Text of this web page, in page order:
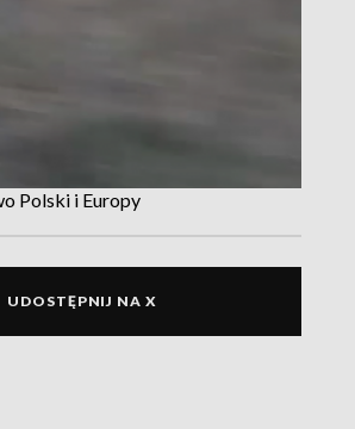
Polski i Europy
UDOSTĘPNIJ NA X